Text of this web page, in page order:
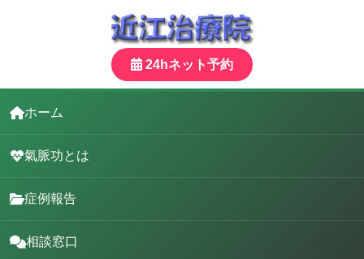
24hネット予約
ホーム
氣脈功とは
症例報告
相談窓口